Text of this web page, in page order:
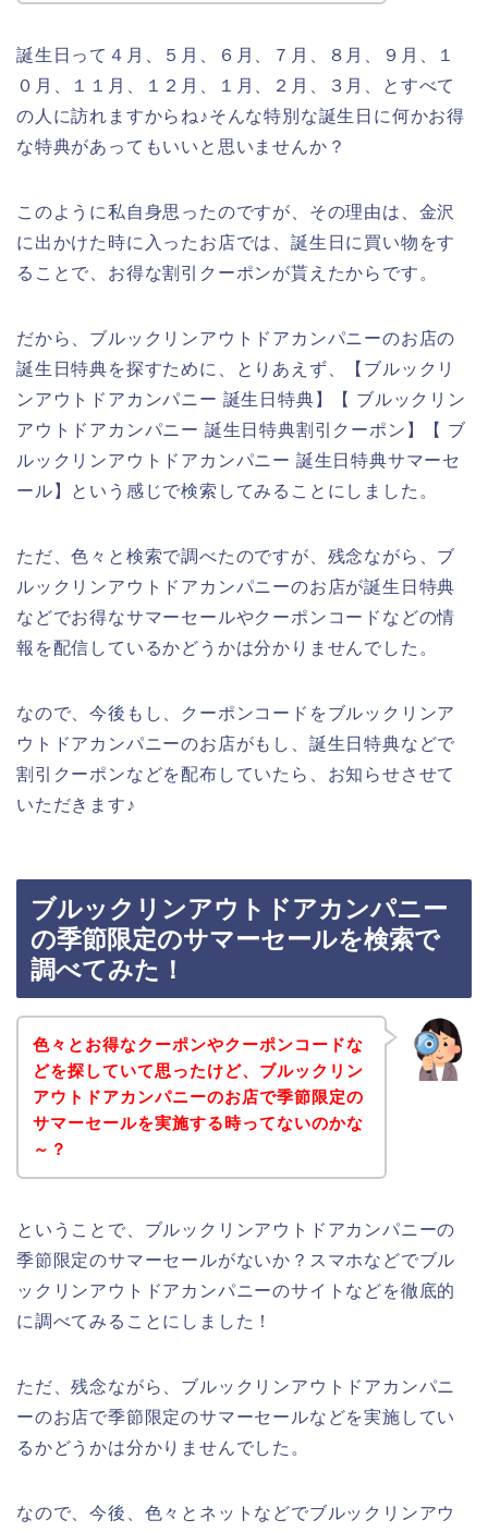
誕生日って４月、５月、６月、７月、８月、９月、１
０月、１１月、１２月、１月、２月、３月、とすべて
の人に訪れますからね♪そんな特別な誕生日に何かお得
な特典があってもいいと思いませんか？
このように私自身思ったのですが、その理由は、金沢
に出かけた時に入ったお店では、誕生日に買い物をす
ることで、お得な割引クーポンが貰えたからです。
だから、ブルックリンアウトドアカンパニーのお店の
誕生日特典を探すために、とりあえず、【ブルックリ
ンアウトドアカンパニー 誕生日特典】【 ブルックリン
アウトドアカンパニー 誕生日特典割引クーポン】【 ブ
ルックリンアウトドアカンパニー 誕生日特典サマーセ
ール】という感じで検索してみることにしました。
ただ、色々と検索で調べたのですが、残念ながら、ブ
ルックリンアウトドアカンパニーのお店が誕生日特典
などでお得なサマーセールやクーポンコードなどの情
報を配信しているかどうかは分かりませんでした。
なので、今後もし、クーポンコードをブルックリンア
ウトドアカンパニーのお店がもし、誕生日特典などで
割引クーポンなどを配布していたら、お知らせさせて
いただきます♪
ブルックリンアウトドアカンパニー
の季節限定のサマーセールを検索で
調べてみた！
色々とお得なクーポンやクーポンコードな
どを探していて思ったけど、ブルックリン
アウトドアカンパニーのお店で季節限定の
サマーセールを実施する時ってないのかな
～？
ということで、ブルックリンアウトドアカンパニーの
季節限定のサマーセールがないか？スマホなどでブル
ックリンアウトドアカンパニーのサイトなどを徹底的
に調べてみることにしました！
ただ、残念ながら、ブルックリンアウトドアカンパニ
ーのお店で季節限定のサマーセールなどを実施してい
るかどうかは分かりませんでした。
なので、今後、色々とネットなどでブルックリンアウ